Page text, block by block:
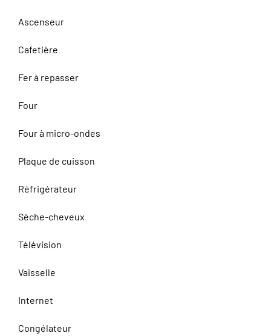
Ascenseur
Cafetière
Fer à repasser
Four
Four à micro-ondes
Plaque de cuisson
Réfrigérateur
Sèche-cheveux
Télévision
Vaisselle
Internet
Congélateur